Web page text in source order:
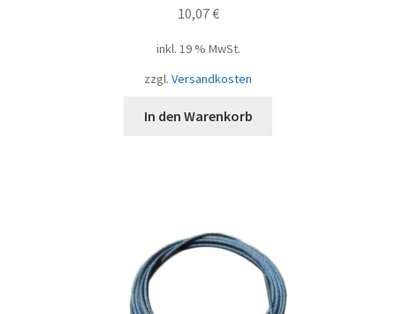
10,07€
inkl. 19 % MwSt.
zzgl. Versandkosten
In den Warenkorb